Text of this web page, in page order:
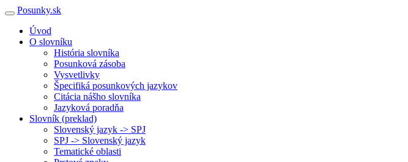
Posunky.sk
Úvod
O slovníku
História slovníka
Posunková zásoba
Vysvetlivky
Špecifiká posunkových jazykov
Citácia nášho slovníka
Jazyková poradňa
Slovník (preklad)
Slovenský jazyk -> SPJ
SPJ -> Slovenský jazyk
Tematické oblasti